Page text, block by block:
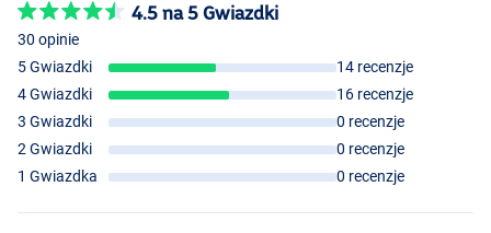
4.5 na 5 Gwiazdki
30 opinie
5 Gwiazdki
14 recenzje
4 Gwiazdki
16 recenzje
3 Gwiazdki
0 recenzje
2 Gwiazdki
0 recenzje
1 Gwiazdka
0 recenzje